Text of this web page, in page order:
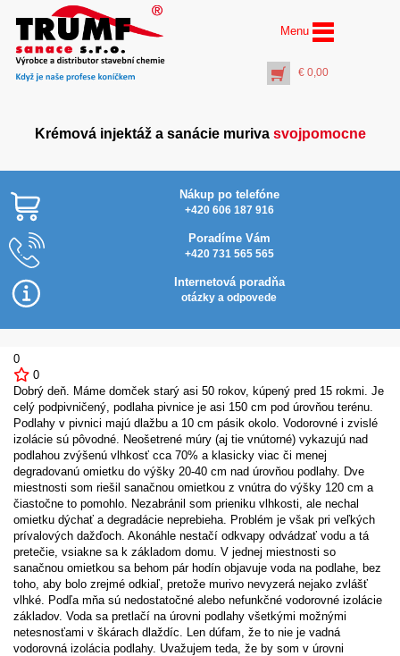
Menu
€ 0,00
Krémová injektáž a sanácie muriva svojpomocne
Nákup po telefóne
+420 606 187 916
Poradíme Vám
+420 731 565 565
Internetová poradňa
otázky a odpovede
0
0
Dobrý deň. Máme domček starý asi 50 rokov, kúpený pred 15 rokmi. Je
celý podpivničený, podlaha pivnice je asi 150 cm pod úrovňou terénu.
Podlahy v pivnici majú dlažbu a 10 cm pásik okolo. Vodorovné i zvislé
izolácie sú pôvodné. Neošetrené múry (aj tie vnútorné) vykazujú nad
podlahou zvýšenú vlhkosť cca 70% a klasicky viac či menej
degradovanú omietku do výšky 20-40 cm nad úrovňou podlahy. Dve
miestnosti som riešil sanačnou omietkou z vnútra do výšky 120 cm a
čiastočne to pomohlo. Nezabránil som prieniku vlhkosti, ale nechal
omietku dýchať a degradácie neprebieha. Problém je však pri veľkých
prívalových dažďoch. Akonáhle nestačí odkvapy odvádzať vodu a tá
pretečie, vsiakne sa k základom domu. V jednej miestnosti so
sanačnou omietkou sa behom pár hodín objavuje voda na podlahe, bez
toho, aby bolo zrejmé odkiaľ, pretože murivo nevyzerá nejako zvlášť
vlhké. Podľa mňa sú nedostatočné alebo nefunkčné vodorovné izolácie
základov. Voda sa pretlačí na úrovni podlahy všetkými možnými
netesnosťami v škárach dlaždíc. Len dúfam, že to nie je vadná
vodorovná izolácia podlahy. Uvažujem teda, že by som v úrovni
AquaSalt Stop® (10 l)
zasolením
€99,50
+ PŘIDAT DO KOŠÍKU
€69,00